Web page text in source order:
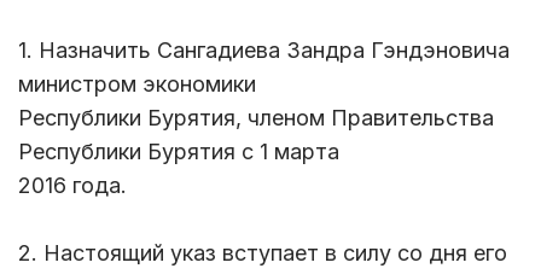
1. Назначить Сангадиева Зандра Гэндэновича
министром экономики
Республики Бурятия, членом Правительства
Республики Бурятия с 1 марта
2016 года.
2. Настоящий указ вступает в силу со дня его